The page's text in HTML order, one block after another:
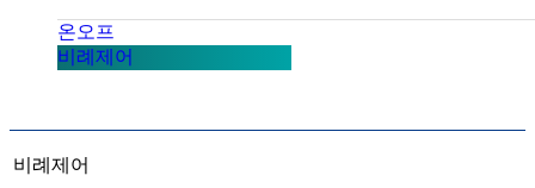
온오프
비례제어
비례제어